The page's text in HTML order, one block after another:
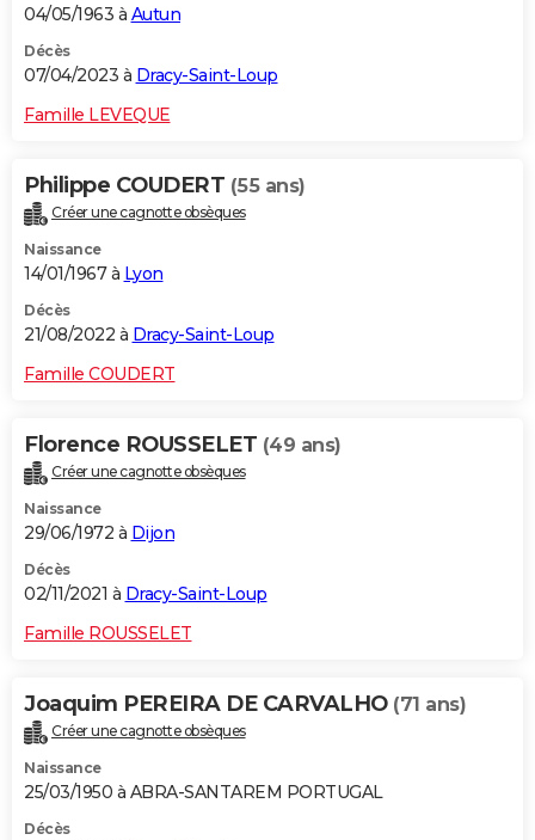
04/05/1963 à Autun
Décès
07/04/2023 à Dracy-Saint-Loup
Famille LEVEQUE
Philippe COUDERT (55 ans)
Créer une cagnotte obsèques
Naissance
14/01/1967 à Lyon
Décès
21/08/2022 à Dracy-Saint-Loup
Famille COUDERT
Florence ROUSSELET (49 ans)
Créer une cagnotte obsèques
Naissance
29/06/1972 à Dijon
Décès
02/11/2021 à Dracy-Saint-Loup
Famille ROUSSELET
Joaquim PEREIRA DE CARVALHO (71 ans)
Créer une cagnotte obsèques
Naissance
25/03/1950 à ABRA-SANTAREM PORTUGAL
Décès